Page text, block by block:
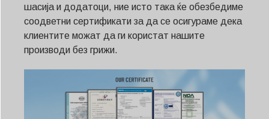
шасија и додатоци, ние исто така ќе обезбедиме
соодветни сертификати за да се осигураме дека
клиентите можат да ги користат нашите
производи без грижи.